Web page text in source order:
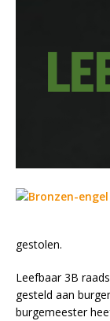
gestolen.
Leefbaar 3B
gesteld aan
burgemeester